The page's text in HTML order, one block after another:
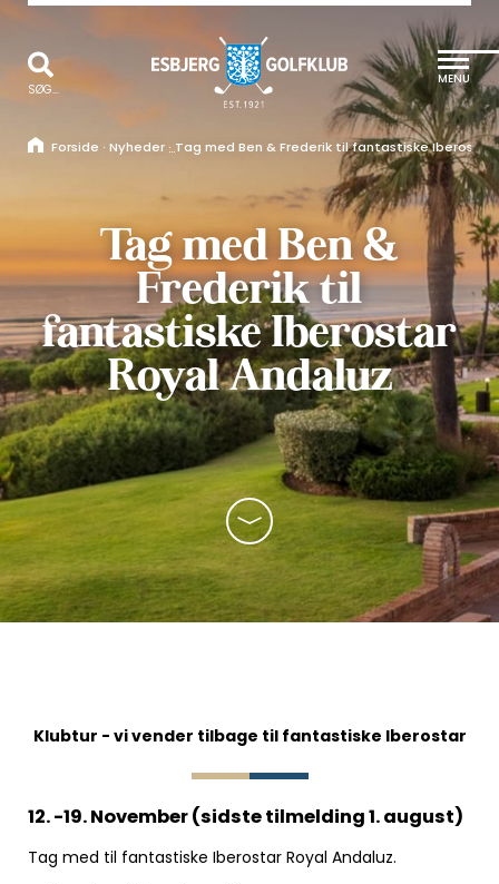
SØG...
Forside · Nyheder · Tag med Ben & Frederik til fantastiske Iberostar
Tag med Ben &
Frederik til
fantastiske Iberostar
Royal Andaluz
Klubtur - vi vender tilbage til fantastiske Iberostar
12. -19. November (sidste tilmelding 1. august)
Tag med til fantastiske Iberostar Royal Andaluz.
MENU